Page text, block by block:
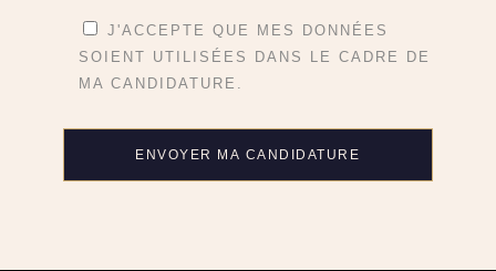
J'ACCEPTE QUE MES DONNÉES
SOIENT UTILISÉES DANS LE CADRE DE
MA CANDIDATURE.